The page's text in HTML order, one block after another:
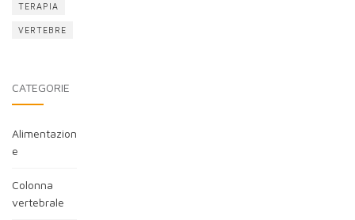
TERAPIA
VERTEBRE
CATEGORIE
Alimentazion
e
Colonna
vertebrale